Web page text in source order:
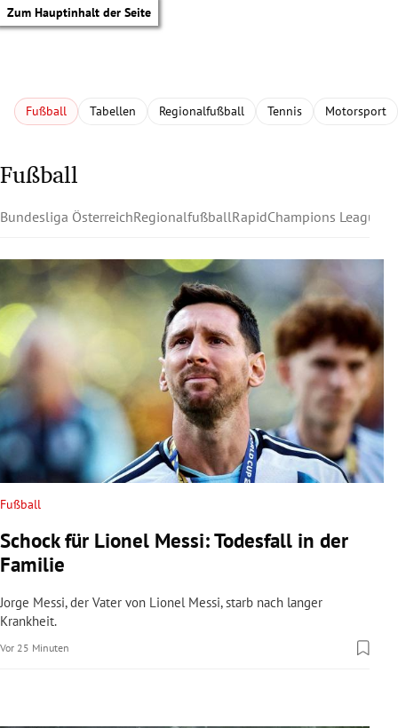
Zum Hauptinhalt der Seite
Untermenü
Untermenü
Untermenü
Untermenü
Untermenü
Untermenü
Fußball Tabellen Regionalfußball Tennis Motorsport
Fußball
Bundesliga ÖsterreichRegionalfußballRapidChampions League
Fußball
Schock für Lionel Messi: Todesfall in der
Familie
Jorge Messi, der Vater von Lionel Messi, starb nach langer
Krankheit.
Vor 25 Minuten